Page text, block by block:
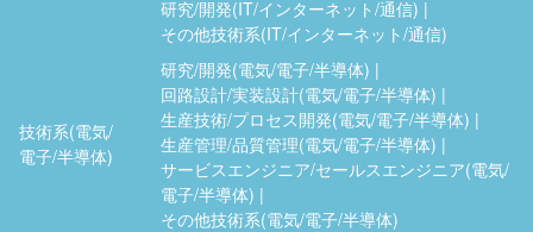
研究/開発(IT/インターネット/通信)
その他技術系(IT/インターネット/通信)
技術系(電気/
電子/半導体)
研究/開発(電気/電子/半導体)
回路設計/実装設計(電気/電子/半導体)
生産技術/プロセス開発(電気/電子/半導体)
生産管理/品質管理(電気/電子/半導体)
サービスエンジニア/セールスエンジニア(電気/
電子/半導体)
その他技術系(電気/電子/半導体)